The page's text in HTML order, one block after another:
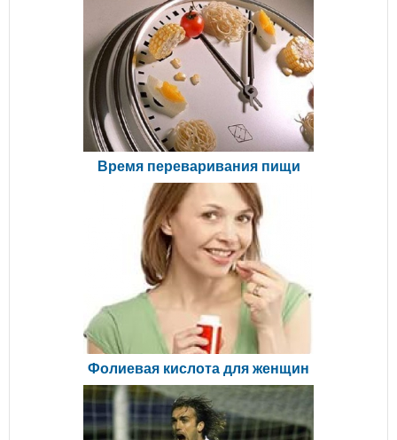
Время переваривания пищи
Фолиевая кислота для женщин